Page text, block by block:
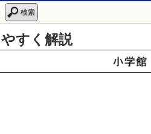
検索
すく解説